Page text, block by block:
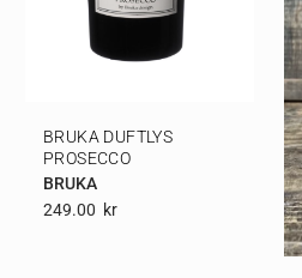
BRUKA DUFTLYS
PROSECCO
BRUKA
249.00 Kr